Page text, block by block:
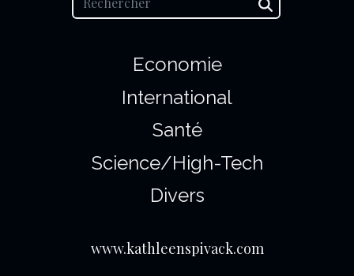
Economie
International
Santé
Science/High-Tech
Divers
www.kathleenspivack.com